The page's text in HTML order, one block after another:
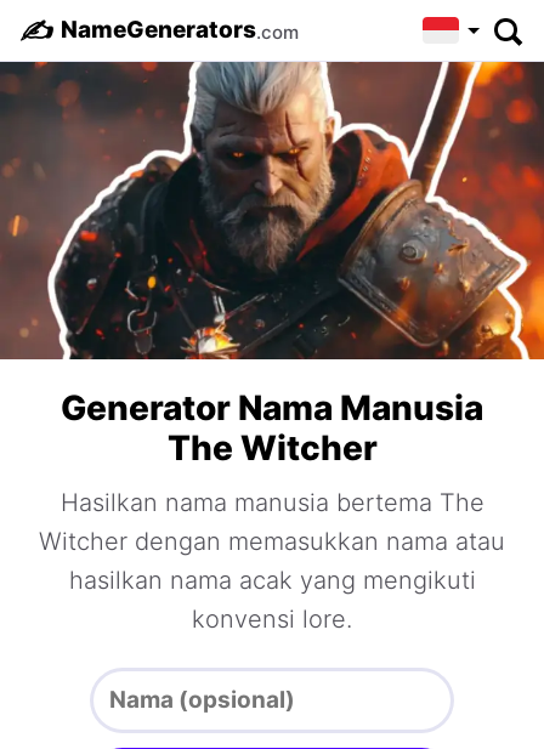
✍️ NameGenerators.com
Generator Nama Manusia
The Witcher
Hasilkan nama manusia bertema The
Witcher dengan memasukkan nama atau
hasilkan nama acak yang mengikuti
konvensi lore.